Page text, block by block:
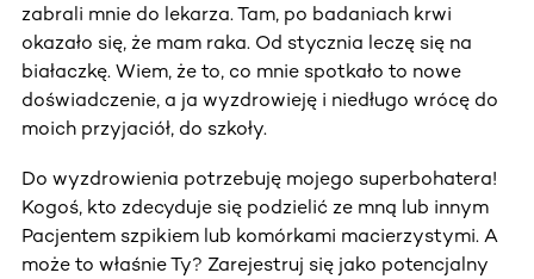
zabrali mnie do lekarza. Tam, po badaniach krwi
okazało się, że mam raka. Od stycznia leczę się na
białaczkę. Wiem, że to, co mnie spotkało to nowe
doświadczenie, a ja wyzdrowieję i niedługo wrócę do
moich przyjaciół, do szkoły.
Do wyzdrowienia potrzebuję mojego superbohatera!
Kogoś, kto zdecyduje się podzielić ze mną lub innym
Pacjentem szpikiem lub komórkami macierzystymi. A
może to właśnie Ty? Zarejestruj się jako potencjalny